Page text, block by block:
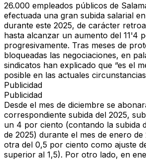
26.000 empleados públicos de
efectuada una gran subida salarial
durante este 2025, de carácter
hasta alcanzar un aumento del 11'4
progresivamente. Tras meses de
bloqueadas las negociaciones, en
sindicatos han explicado que “es el
posible en las actuales
Publicidad
Publicidad
Desde el mes de diciembre se
correspondiente subida del 2025,
un 4 por ciento (contando la subida
de 2025) durante el mes de enero de
otra del 0,5 por ciento como ajuste
superior al 1,5). Por otro lado, en